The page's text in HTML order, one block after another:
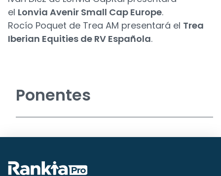
el Lonvia Avenir Small Cap Europe.
Rocío Poquet de Trea AM presentará el Trea
Iberian Equities de RV Española.
Ponentes